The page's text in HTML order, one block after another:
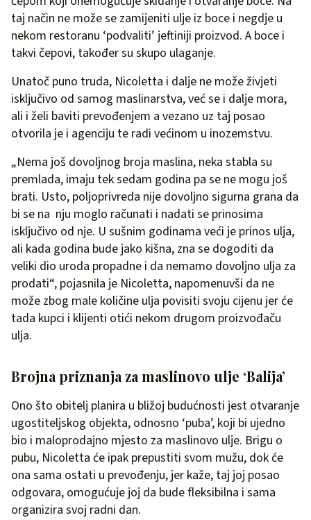
taj način ne može se zamijeniti ulje iz boce i negdje u
nekom restoranu ‘podvaliti’ jeftiniji proizvod. A boce i
takvi čepovi, također su skupo ulaganje.
Unatoč puno truda, Nicoletta i dalje ne može živjeti
isključivo od samog maslinarstva, već se i dalje mora,
ali i želi baviti prevođenjem a vezano uz taj posao
otvorila je i agenciju te radi većinom u inozemstvu.
„Nema još dovoljnog broja maslina, neka stabla su
premlada, imaju tek sedam godina pa se ne mogu još
brati. Usto, poljoprivreda nije dovoljno sigurna grana da
bi se na nju moglo računati i nadati se prinosima
isključivo od nje. U sušnim godinama veći je prinos ulja,
ali kada godina bude jako kišna, zna se dogoditi da
veliki dio uroda propadne i da nemamo dovoljno ulja za
prodati“, pojasnila je Nicoletta, napomenuvši da ne
može zbog male količine ulja povisiti svoju cijenu jer će
tada kupci i klijenti otići nekom drugom proizvođaču
ulja.
Brojna priznanja za maslinovo ulje ‘Balija’
Ono što obitelj planira u bližoj budućnosti jest otvaranje
ugostiteljskog objekta, odnosno ‘puba’, koji bi ujedno
bio i maloprodajno mjesto za maslinovo ulje. Brigu o
pubu, Nicoletta će ipak prepustiti svom mužu, dok će
ona sama ostati u prevođenju, jer kaže, taj joj posao
odgovara, omogućuje joj da bude fleksibilna i sama
organizira svoj radni dan.